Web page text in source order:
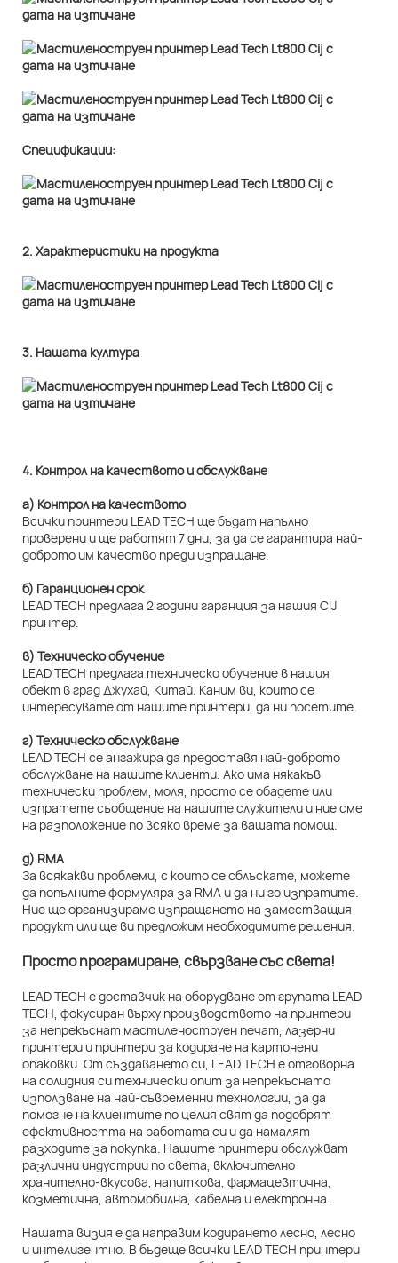
Спецификации:
2. Характеристики на продукта
3. Нашата култура
4. Контрол на качеството и обслужване
а) Контрол на качеството
Всички принтери LEAD TECH ще бъдат напълно
проверени и ще работят 7 дни, за да се гарантира най-
доброто им качество преди изпращане.
б) Гаранционен срок
LEAD TECH предлага 2 години гаранция за нашия CIJ
принтер.
в) Техническо обучение
LEAD TECH предлага техническо обучение в нашия
обект в град Джухай, Китай. Каним ви, които се
интересувате от нашите принтери, да ни посетите.
г) Техническо обслужване
LEAD TECH се ангажира да предоставя най-доброто
обслужване на нашите клиенти. Ако има някакъв
технически проблем, моля, просто се обадете или
изпратете съобщение на нашите служители и ние сме
на разположение по всяко време за вашата помощ.
д) RMA
За всякакви проблеми, с които се сблъскате, можете
да попълните формуляра за RMA и да ни го изпратите.
Ние ще организираме изпращането на заместващия
продукт или ще ви предложим необходимите решения.
Просто програмиране, свързване със света!
LEAD TECH е доставчик на оборудване от групата LEAD
TECH, фокусиран върху производството на принтери
за непрекъснат мастиленоструен печат, лазерни
принтери и принтери за кодиране на картонени
опаковки. От създаването си, LEAD TECH е отговорна
на солидния си технически опит за непрекъснато
използване на най-съвременни технологии, за да
помогне на клиентите по целия свят да подобрят
ефективността на работата си и да намалят
разходите за покупка. Нашите принтери обслужват
различни индустрии по света, включително
хранително-вкусова, напиткова, фармацевтична,
козметична, автомобилна, кабелна и електронна.
Нашата визия е да направим кодирането лесно, лесно
и интелигентно. В бъдеще всички LEAD TECH принтери